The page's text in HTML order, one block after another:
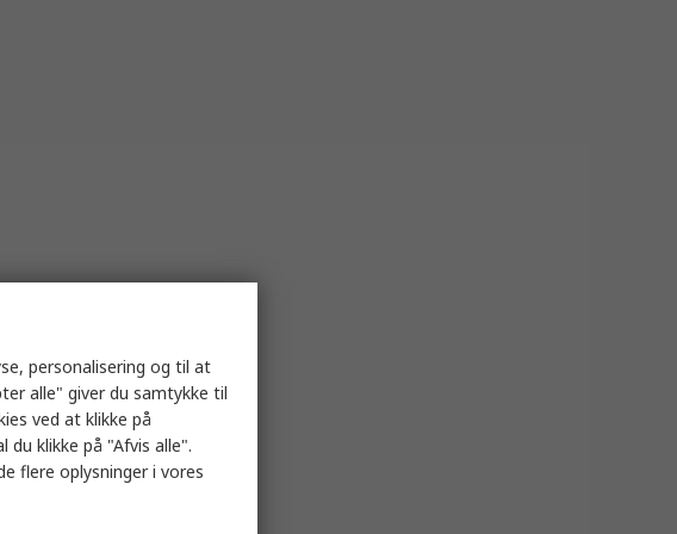
personalisering og til at
alle" giver du samtykke til
ved at klikke på
du klikke på "Afvis alle".
flere oplysninger i vores